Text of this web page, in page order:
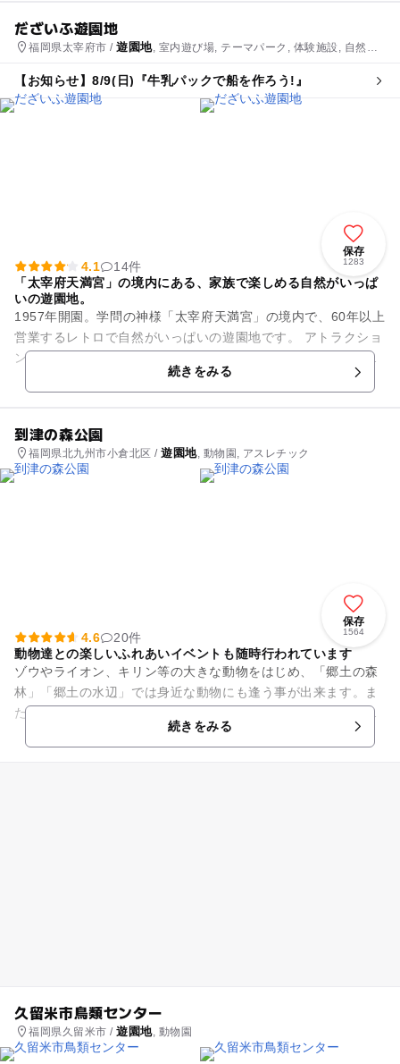
だざいふ遊園地
福岡県太宰府市 /遊園地, 室内遊び場, テーマパーク, 体験施設, 自然体
【お知らせ】8/9(日)『牛乳パックで船を作ろう!』
保存
1283
4.1
14件
「太宰府天満宮」の境内にある、家族で楽しめる自然がいっぱ
いの遊園地。
1957年開園。学問の神様「太宰府天満宮」の境内で、60年以上
営業するレトロで自然がいっぱいの遊園地です。 アトラクショ
ンは、「メリーゴーランド」や「ビックリハウス」など、ちょ
続きをみる
到津の森公園
福岡県北九州市小倉北区 /遊園地, 動物園, アスレチック
保存
1564
4.6
20件
動物達との楽しいふれあいイベントも随時行われています
ゾウやライオン、キリン等の大きな動物をはじめ、「郷土の森
林」「郷土の水辺」では身近な動物にも逢う事が出来ます。ま
た、ふれあい動物園ではヤギやろば、レッサーパンダ等の小さ
な動物が待っています。ヤギ...続きをみる
久留米市鳥類センター
福岡県久留米市 /遊園地, 動物園